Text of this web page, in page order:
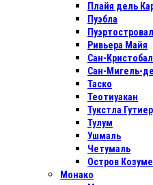
Плайя дель
Пуэбла
Ривьера Майя
Сан-
Сан-Мигель-
Таско
Теотиуакан
Тукстла
Тулум
Ушмаль
Четумаль
Остров
Монако